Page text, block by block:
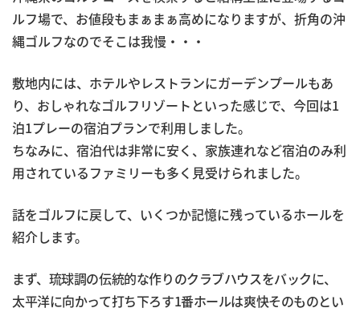
ルフ場で、お値段もまぁまぁ高めになりますが、折角の沖
縄ゴルフなのでそこは我慢・・・
敷地内には、ホテルやレストランにガーデンプールもあ
り、おしゃれなゴルフリゾートといった感じで、今回は1
泊1プレーの宿泊プランで利用しました。
ちなみに、宿泊代は非常に安く、家族連れなど宿泊のみ利
用されているファミリーも多く見受けられました。
話をゴルフに戻して、いくつか記憶に残っているホールを
紹介します。
まず、琉球調の伝統的な作りのクラブハウスをバックに、
太平洋に向かって打ち下ろす1番ホールは爽快そのものとい